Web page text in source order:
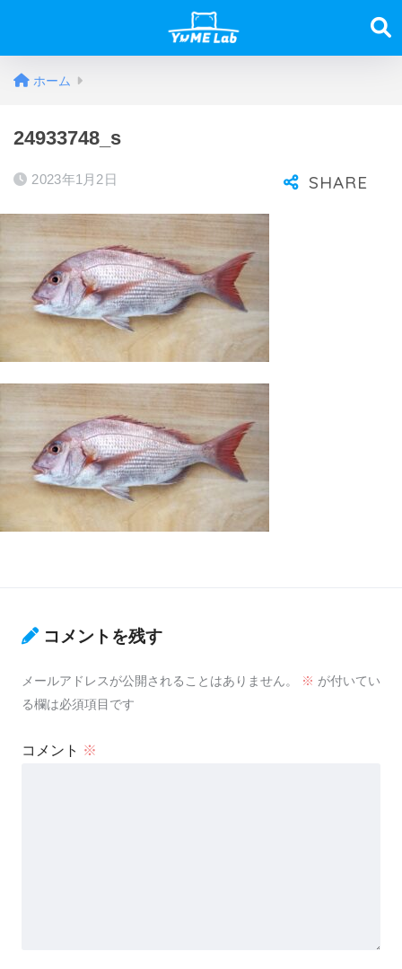
ホーム
24933748_s
2023年1月2日
コメントを残す
メールアドレスが公開されることはありません。 ※ が付いてい
る欄は必須項目です
コメント ※